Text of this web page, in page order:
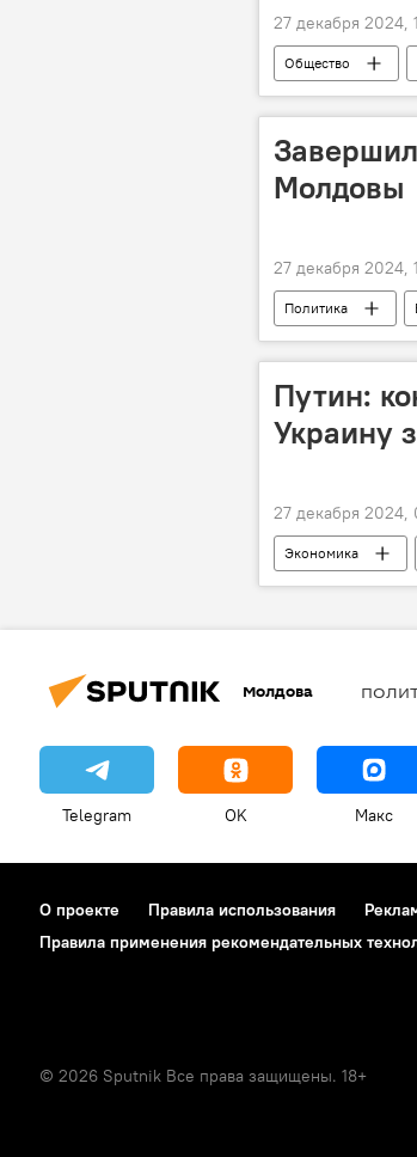
27 декабря 2024,
Общество
Молдовы
27 декабря 2024,
Политика
Путин:
Украину
27 декабря 2024,
Экономика
Молдова
Telegram OK Макс
О проекте Правила использования
Правила применения рекомендательных
© 2026 Sputnik Все права защищены. 18+